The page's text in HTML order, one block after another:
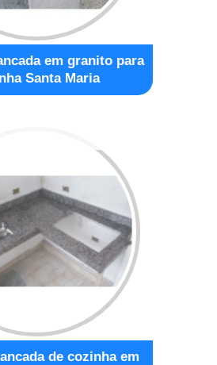
em granito para
Santa Maria
de cozinha em